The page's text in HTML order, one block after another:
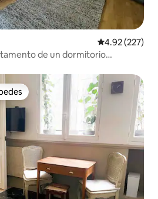
Calificación
4.92 (227)
de un dormitorio
preferido